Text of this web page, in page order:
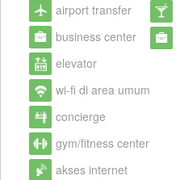
airport transfer
business center
elevator
wi-fi di area umum
concierge
gym/fitness center
akses internet